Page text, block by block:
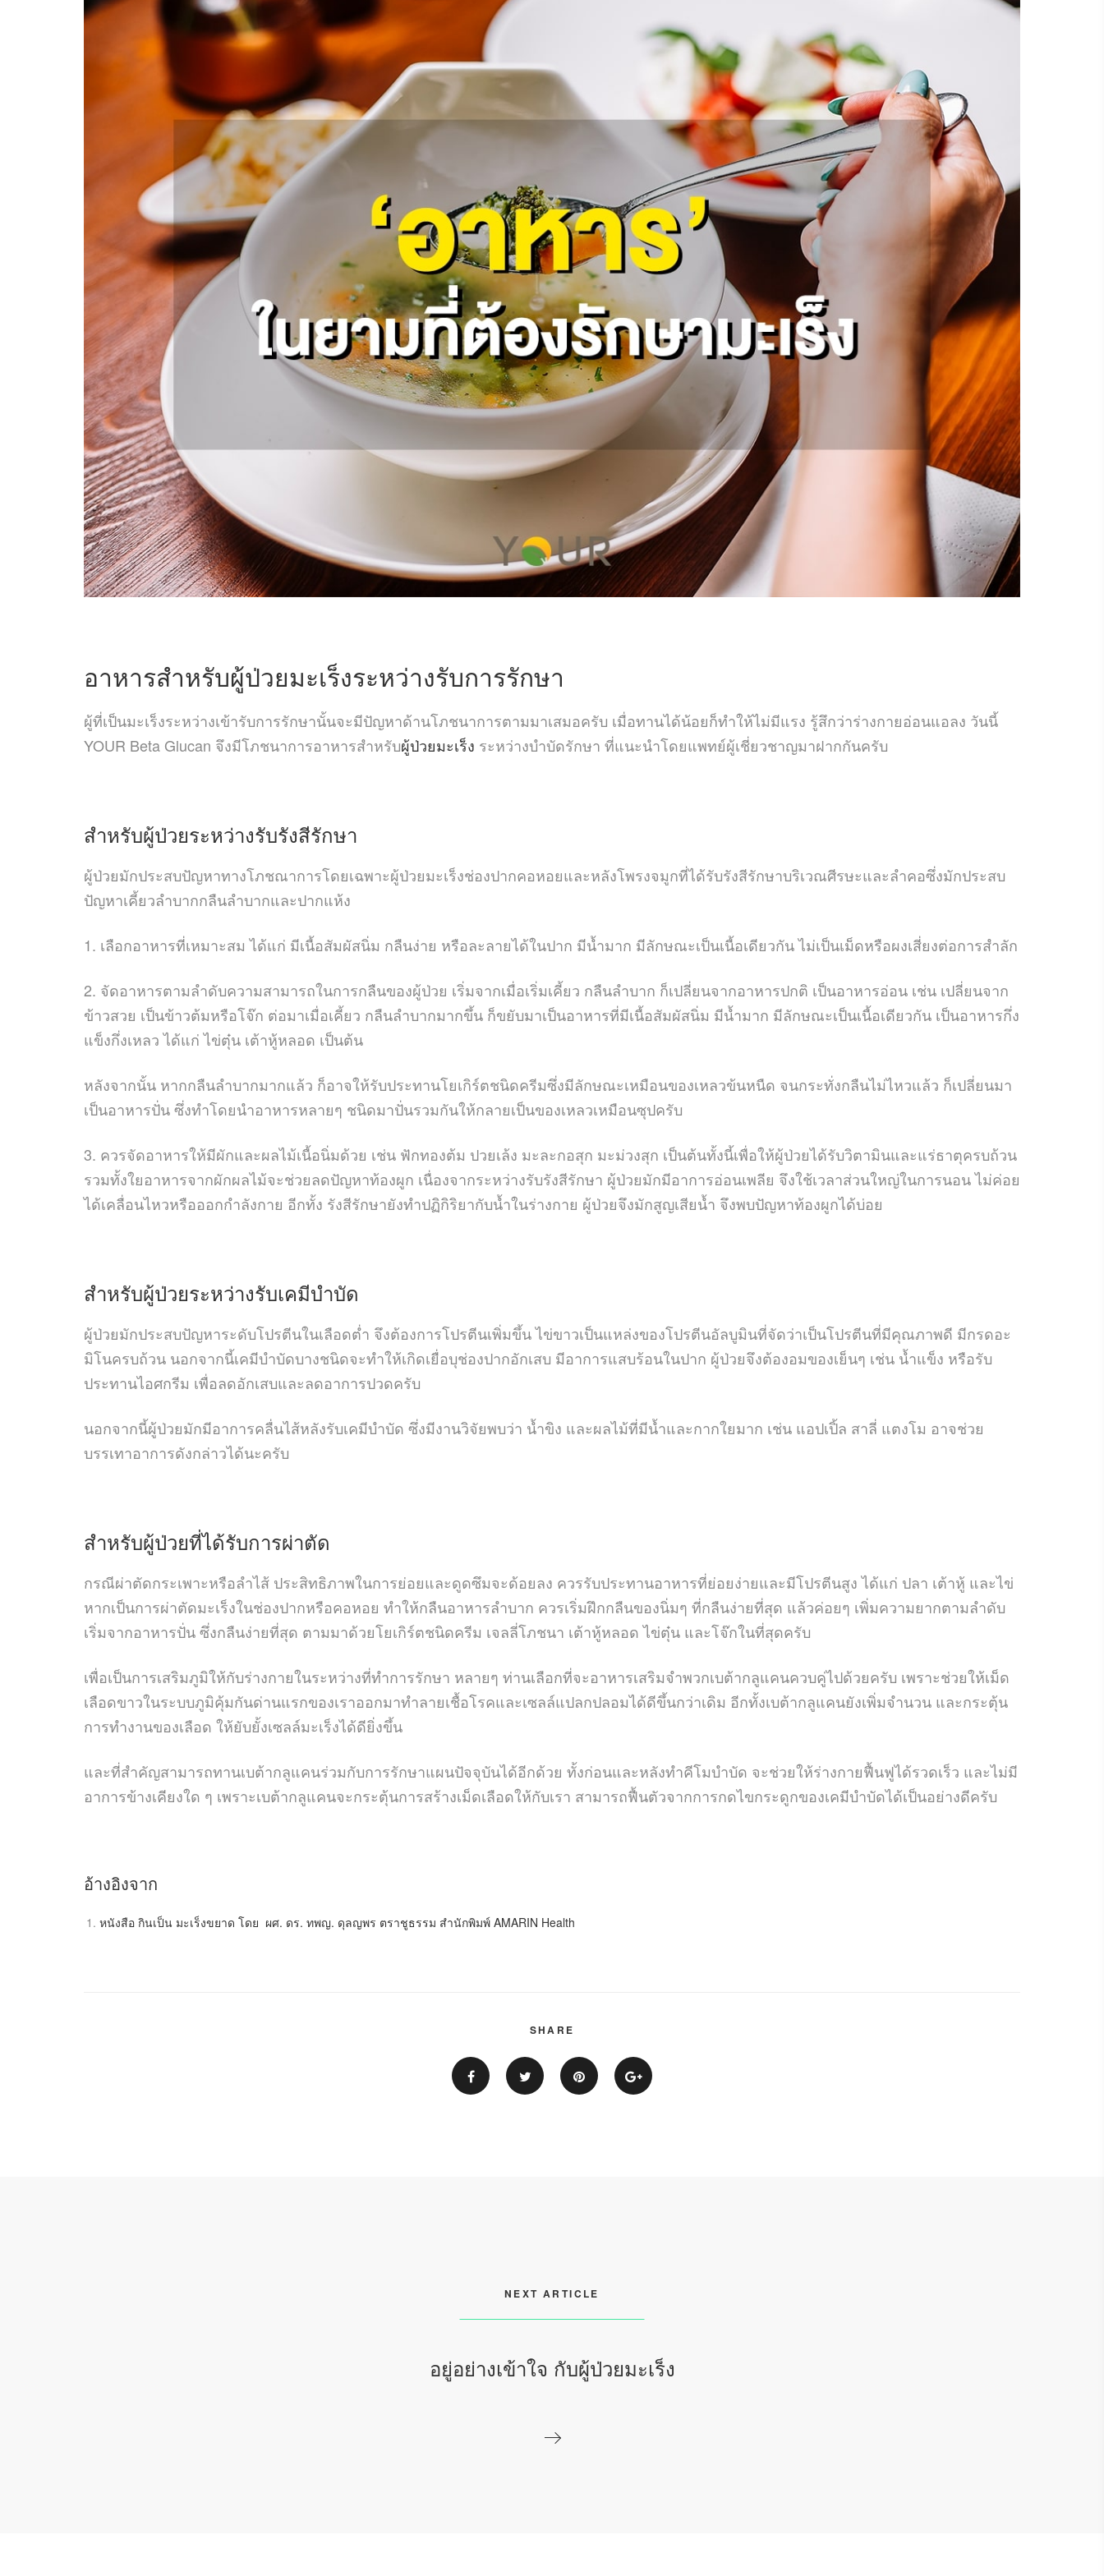
อาหารสำหรับผู้ป่วยมะเร็งระหว่างรับการรักษา
ผู้ที่เป็นมะเร็งระหว่างเข้ารับการรักษานั้นจะมีปัญหาด้านโภชนาการตามมาเสมอครับ เมื่อทานได้น้อยก็ทำให้ไม่มีแรง รู้สึกว่าร่างกายอ่อนแอลง วันนี้
YOUR Beta Glucan จึงมีโภชนาการอาหารสำหรับผู้ป่วยมะเร็ง ระหว่างบำบัดรักษา ที่แนะนำโดยแพทย์ผู้เชี่ยวชาญมาฝากกันครับ
สำหรับผู้ป่วยระหว่างรับรังสีรักษา
ผู้ป่วยมักประสบปัญหาทางโภชณาการโดยเฉพาะผู้ป่วยมะเร็งช่องปากคอหอยและหลังโพรงจมูกที่ได้รับรังสีรักษาบริเวณศีรษะและลำคอซึ่งมักประสบ
ปัญหาเคี้ยวลำบากกลืนลำบากและปากแห้ง
1. เลือกอาหารที่เหมาะสม ได้แก่ มีเนื้อสัมผัสนิ่ม กลืนง่าย หรือละลายได้ในปาก มีน้ำมาก มีลักษณะเป็นเนื้อเดียวกัน ไม่เป็นเม็ดหรือผงเสี่ยงต่อการสำลัก
2. จัดอาหารตามลำดับความสามารถในการกลืนของผู้ป่วย เริ่มจากเมื่อเริ่มเคี้ยว กลืนลำบาก ก็เปลี่ยนจากอาหารปกติ เป็นอาหารอ่อน เช่น เปลี่ยนจาก
ข้าวสวย เป็นข้าวต้มหรือโจ๊ก ต่อมาเมื่อเคี้ยว กลืนลำบากมากขึ้น ก็ขยับมาเป็นอาหารที่มีเนื้อสัมผัสนิ่ม มีน้ำมาก มีลักษณะเป็นเนื้อเดียวกัน เป็นอาหารกึ่ง
แข็งกึ่งเหลว ได้แก่ ไข่ตุ๋น เต้าหู้หลอด เป็นต้น
หลังจากนั้น หากกลืนลำบากมากแล้ว ก็อาจให้รับประทานโยเกิร์ตชนิดครีมซึ่งมีลักษณะเหมือนของเหลวข้นหนืด จนกระทั่งกลืนไม่ไหวแล้ว ก็เปลี่ยนมา
เป็นอาหารปั่น ซึ่งทำโดยนำอาหารหลายๆ ชนิดมาปั่นรวมกันให้กลายเป็นของเหลวเหมือนซุปครับ
3. ควรจัดอาหารให้มีผักและผลไม้เนื้อนิ่มด้วย เช่น ฟักทองต้ม ปวยเล้ง มะละกอสุก มะม่วงสุก เป็นต้นทั้งนี้เพื่อให้ผู้ป่วยได้รับวิตามินและแร่ธาตุครบถ้วน
รวมทั้งใยอาหารจากผักผลไม้จะช่วยลดปัญหาท้องผูก เนื่องจากระหว่างรับรังสีรักษา ผู้ป่วยมักมีอาการอ่อนเพลีย จึงใช้เวลาส่วนใหญ่ในการนอน ไม่ค่อย
ได้เคลื่อนไหวหรือออกกำลังกาย อีกทั้ง รังสีรักษายังทำปฏิกิริยากับน้ำในร่างกาย ผู้ป่วยจึงมักสูญเสียน้ำ จึงพบปัญหาท้องผูกได้บ่อย
สำหรับผู้ป่วยระหว่างรับเคมีบำบัด
ผู้ป่วยมักประสบปัญหาระดับโปรตีนในเลือดต่ำ จึงต้องการโปรตีนเพิ่มขึ้น ไข่ขาวเป็นแหล่งของโปรตีนอัลบูมินที่จัดว่าเป็นโปรตีนที่มีคุณภาพดี มีกรดอะ
มิโนครบถ้วน นอกจากนี้เคมีบำบัดบางชนิดจะทำให้เกิดเยื่อบุช่องปากอักเสบ มีอาการแสบร้อนในปาก ผู้ป่วยจึงต้องอมของเย็นๆ เช่น น้ำแข็ง หรือรับ
ประทานไอศกรีม เพื่อลดอักเสบและลดอาการปวดครับ
นอกจากนี้ผู้ป่วยมักมีอาการคลื่นไส้หลังรับเคมีบำบัด ซึ่งมีงานวิจัยพบว่า น้ำขิง และผลไม้ที่มีน้ำและกากใยมาก เช่น แอปเปิ้ล สาลี่ แตงโม อาจช่วย
บรรเทาอาการดังกล่าวได้นะครับ
สำหรับผู้ป่วยที่ได้รับการผ่าตัด
กรณีผ่าตัดกระเพาะหรือลำไส้ ประสิทธิภาพในการย่อยและดูดซึมจะด้อยลง ควรรับประทานอาหารที่ย่อยง่ายและมีโปรตีนสูง ได้แก่ ปลา เต้าหู้ และไข่
หากเป็นการผ่าตัดมะเร็งในช่องปากหรือคอหอย ทำให้กลืนอาหารลำบาก ควรเริ่มฝึกกลืนของนิ่มๆ ที่กลืนง่ายที่สุด แล้วค่อยๆ เพิ่มความยากตามลำดับ
เริ่มจากอาหารปั่น ซึ่งกลืนง่ายที่สุด ตามมาด้วยโยเกิร์ตชนิดครีม เจลลี่โภชนา เต้าหู้หลอด ไข่ตุ๋น และโจ๊กในที่สุดครับ
เพื่อเป็นการเสริมภูมิให้กับร่างกายในระหว่างที่ทำการรักษา หลายๆ ท่านเลือกที่จะอาหารเสริมจำพวกเบต้ากลูแคนควบคู่ไปด้วยครับ เพราะช่วยให้เม็ด
เลือดขาวในระบบภูมิคุ้มกันด่านแรกของเราออกมาทำลายเชื้อโรคและเซลล์แปลกปลอมได้ดีขึ้นกว่าเดิม อีกทั้งเบต้ากลูแคนยังเพิ่มจำนวน และกระตุ้น
การทำงานของเลือด ให้ยับยั้งเซลล์มะเร็งได้ดียิ่งขึ้น
และที่สำคัญสามารถทานเบต้ากลูแคนร่วมกับการรักษาแผนปัจจุบันได้อีกด้วย ทั้งก่อนและหลังทำคีโมบำบัด จะช่วยให้ร่างกายฟื้นฟูได้รวดเร็ว และไม่มี
อาการข้างเคียงใด ๆ เพราะเบต้ากลูแคนจะกระตุ้นการสร้างเม็ดเลือดให้กับเรา สามารถฟื้นตัวจากการกดไขกระดูกของเคมีบำบัดได้เป็นอย่างดีครับ
อ้างอิงจาก
หนังสือ กินเป็น มะเร็งขยาด โดย ผศ. ดร. ทพญ. ดุลญพร ตราชูธรรม สำนักพิมพ์ AMARIN Health
SHARE
NEXT ARTICLE
อยู่อย่างเข้าใจ กับผู้ป่วยมะเร็ง